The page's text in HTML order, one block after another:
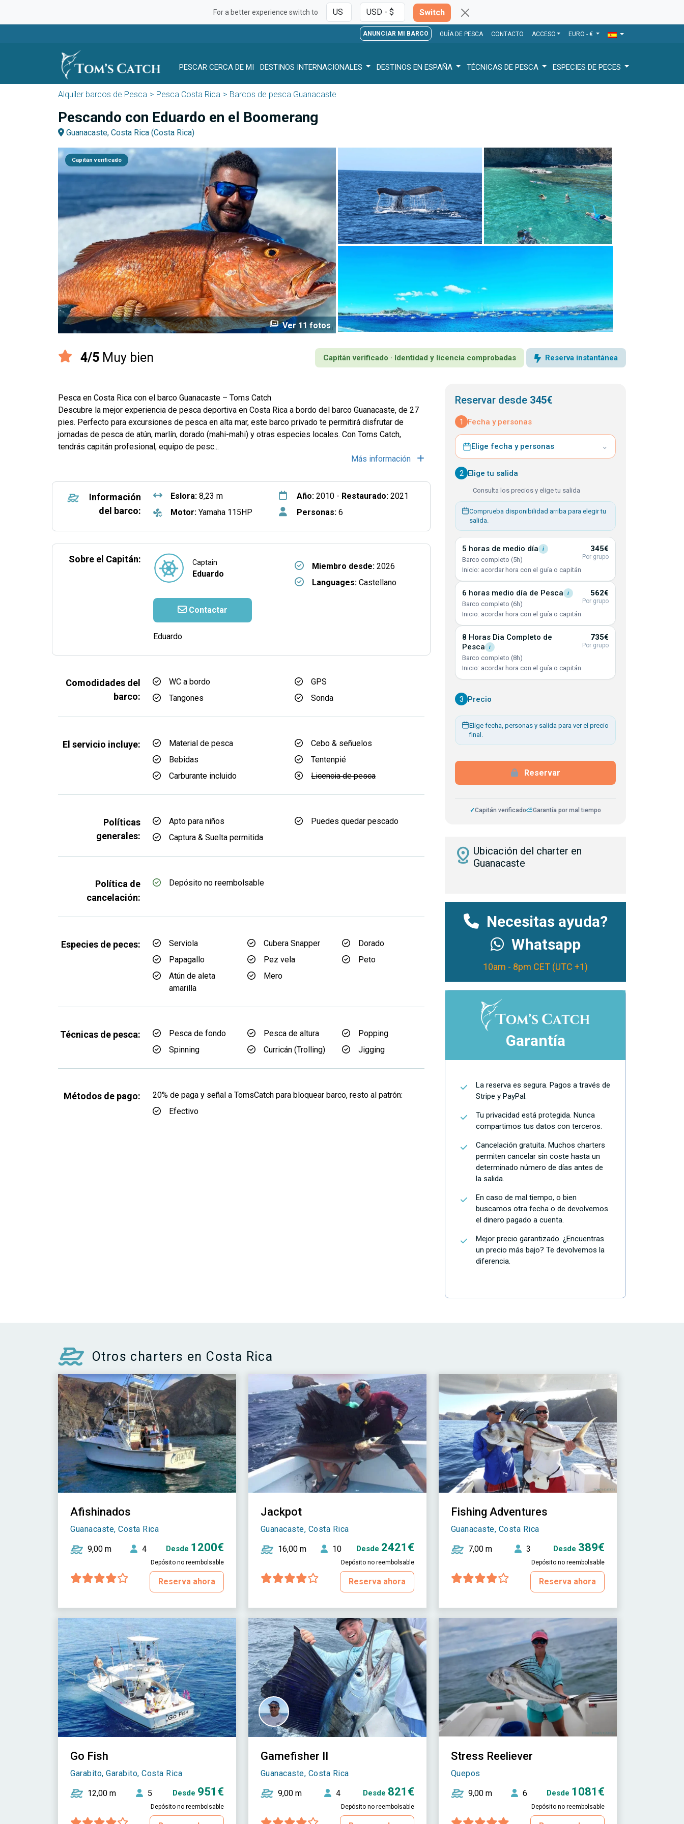
For a better experience switch to Switch
ANUNCIAR MI BARCO GUÍA DE PESCA CONTACTO ACCESO EURO - €
PESCAR CERCA DE MI DESTINOS INTERNACIONALES DESTINOS EN ESPAÑA TÉCNICAS DE PESCA ESPECIES DE PECES
Alquiler barcos de Pesca Pesca Costa Rica Barcos de pesca Guanacaste
Pescando con Eduardo en el Boomerang
Guanacaste, Costa Rica (Costa Rica)
Capitán verificado
perm_media Ver 11 fotos
4/5 Muy bien Capitán verificado · Identidad y licencia comprobadas Reserva instantánea
Pesca en Costa Rica con el barco Guanacaste – Toms Catch
Descubre la mejor experiencia de pesca deportiva en Costa Rica a bordo del barco Guanacaste, de 27
pies. Perfecto para excursiones de pesca en alta mar, este barco privado te permitirá disfrutar de
jornadas de pesca de atún, marlín, dorado (mahi-mahi) y otras especies locales. Con Toms Catch,
tendrás capitán profesional, equipo de pesc...
Más información
Información
del barco:
Eslora:8,23 m
Motor:Yamaha 115HP
Año:2010 - Restaurado: 2021
Personas:6
Sobre el Capitán: Captain
Eduardo
Contactar
Miembro desde:2026
Languages:Castellano
Eduardo
Comodidades del
barco:
WC a bordo
GPS
Tangones
Sonda
El servicio incluye: Material de pesca
Cebo & señuelos
Bebidas
Tentenpié
Carburante incluido
Licencia de pesca
Políticas
generales:
Apto para niños
Puedes quedar pescado
Captura & Suelta permitida
Política de
cancelación:
Depósito no reembolsable
Especies de peces: Serviola Cubera Snapper
Dorado
Papagallo
Pez vela
Peto
Atún de aleta
amarilla
Mero
Técnicas de pesca: Pesca de fondo Pesca de altura
Popping
Spinning
Curricán (Trolling) Jigging
Métodos de pago:
20% de paga y señal a TomsCatch para bloquear barco, resto al patrón:
Efectivo
Reservar desde 345€
1 Fecha y personas
Elige fecha y personas ⌄
2 Elige tu salida
Consulta los precios y elige tu salida
Comprueba disponibilidad arriba para elegir tu
salida.
5 horas de medio día i
Barco completo (5h)
Inicio: acordar hora con el guía o capitán
345€
Por grupo
6 horas medio día de Pesca i
Barco completo (6h)
Inicio: acordar hora con el guía o capitán
562€
Por grupo
8 Horas Dia Completo de
Pesca
i
Barco completo (8h)
Inicio: acordar hora con el guía o capitán
735€
Por grupo
3 Precio
Elige fecha, personas y salida para ver el precio
final.
Reservar
✓Capitán verificado⛅Garantía por mal tiempo
distance Ubicación del charter en
Guanacaste
Necesitas ayuda?
Whatsapp
10am - 8pm CET (UTC +1)
Garantía
La reserva es segura. Pagos a través de
Stripe y PayPal.
Tu privacidad está protegida. Nunca
compartimos tus datos con terceros.
Cancelación gratuita. Muchos charters
permiten cancelar sin coste hasta un
determinado número de días antes de
la salida.
En caso de mal tiempo, o bien
buscamos otra fecha o de devolvemos
el dinero pagado a cuenta.
Mejor precio garantizado. ¿Encuentras
un precio más bajo? Te devolvemos la
diferencia.
Otros charters en Costa Rica
Afishinados
Guanacaste, Costa Rica
9,00 m 4 Desde 1200€
Depósito no reembolsable
Reserva ahora
Jackpot
Guanacaste, Costa Rica
16,00 m 10 Desde 2421€
Depósito no reembolsable
Reserva ahora
Fishing Adventures
Guanacaste, Costa Rica
7,00 m 3 Desde 389€
Depósito no reembolsable
Reserva ahora
Go Fish
Garabito, Garabito, Costa Rica
12,00 m 5 Desde 951€
Depósito no reembolsable
Gamefisher II
Guanacaste, Costa Rica
9,00 m 4 Desde 821€
Depósito no reembolsable
Stress Reeliever
Quepos
9,00 m 6 Desde 1081€
Depósito no reembolsable